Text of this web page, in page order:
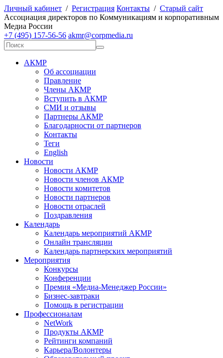
Личный кабинет / Регистрация Контакты / Старый сайт
Ассоциация директоров по Коммуникациям и корпоративным
Медиа России
+7 (495) 157-56-56 akmr@corpmedia.ru
АКМР
Об ассоциации
Правление
Члены АКМР
Вступить в АКМР
СМИ и отзывы
Партнеры АКМР
Благодарности от партнеров
Контакты
Теги
English
Новости
Новости АКМР
Новости членов АКМР
Новости комитетов
Новости партнеров
Новости отраслей
Поздравления
Календарь
Календарь мероприятий АКМР
Онлайн трансляции
Календарь партнерских мероприятий
Мероприятия
Конкурсы
Конференции
Премия «Медиа-Менеджер России»
Бизнес-завтраки
Помощь в регистрации
Профессионалам
NetWork
Продукты АКМР
Рейтинги компаний
Карьера/Волонтеры